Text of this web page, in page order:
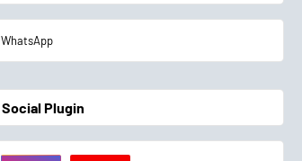
WhatsApp
Social Plugin